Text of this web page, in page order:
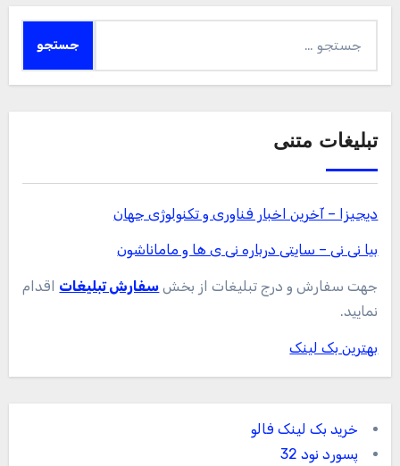
برای:
تبلیغات متنی
دیجیزا – آخرین اخبار فناوری و تکنولوژی جهان
بیا نی نی – سایتی درباره نی ی ها و ماماناشون
جهت سفارش و درج تبلیغات از بخش سفارش تبلیغات اقدام
نمایید.
بهترین بک لینک
خرید بک لینک فالو
پسورد نود 32